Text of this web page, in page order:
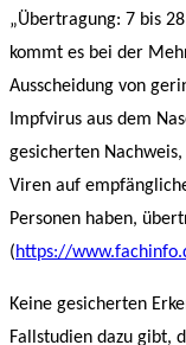
„Übertragung: 7 bis
kommt es bei der
Ausscheidung von
Impfvirus aus dem
gesicherten
Viren auf
Personen haben,
(https://
Keine gesicherten
Fallstudien dazu gibt,